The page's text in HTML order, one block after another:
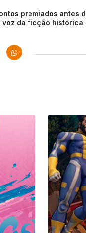
premiados antes
da ficção histórica